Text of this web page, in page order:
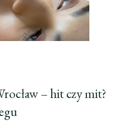
– hit czy mit?